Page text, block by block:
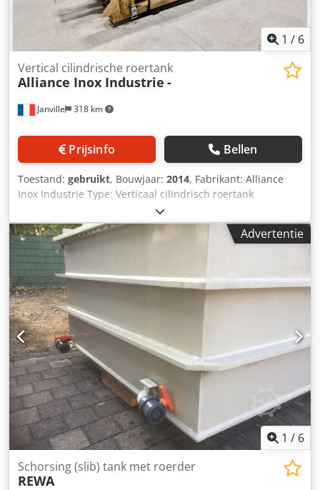
1 / 6
Janville 318 km
Vertical cilindrische roertank
Alliance Inox Industrie -
Prijsinfo Bellen
Toestand: gebruikt, Bouwjaar: 2014, Fabrikant: Alliance
Inox Industrie Type: Verticaal cilindrisch roertank
Bouwjaar: 2014 Dsdpoyvv A Tsfx Albock Bruikbare inhoud:
3.000 liter Materiaal: 304 L roestvrij staal
Bedrijfstemperatuur: 20 tot 60°C Roering: 2 driebladige
roerwerken, 100 tpm Motorvermogen: 10 kW ATEX-klasse:
Ex zone II T3 ext Dubbelwandig (mantel): 837 l Druk: 1,5
bar Verwarming: 2 x 4,5 kW dompelverwarmers PT100
temperatuursensor: in de tank PT100 temperatuursensor:
in de mantel Leeg gewicht: 2.000 kg Afmetingen: Ø 1563 x
4831 mm Centrale afvoer DN63 Motor gecontroleerd en
getest vóór verkoop. Technische tekening op aanvraag
beschikbaar.
Advertentie
1 / 6
Schorsing (slib) tank met roerder
REWA